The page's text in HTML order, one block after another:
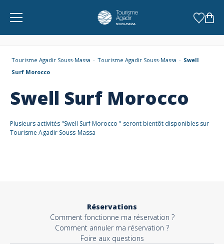
Tourisme Agadir Souss-Massa Tourisme Agadir Souss-Massa
Swell
Surf Morocco
Swell Surf Morocco
Plusieurs activités "Swell Surf Morocco " seront bientôt disponibles sur
Tourisme Agadir Souss-Massa
Réservations
Comment fonctionne ma réservation ?
Comment annuler ma réservation ?
Foire aux questions